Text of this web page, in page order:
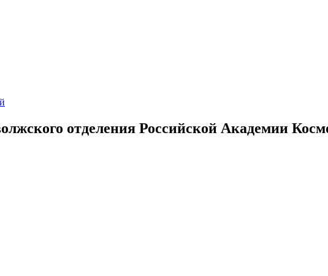
отделения Российской Академии